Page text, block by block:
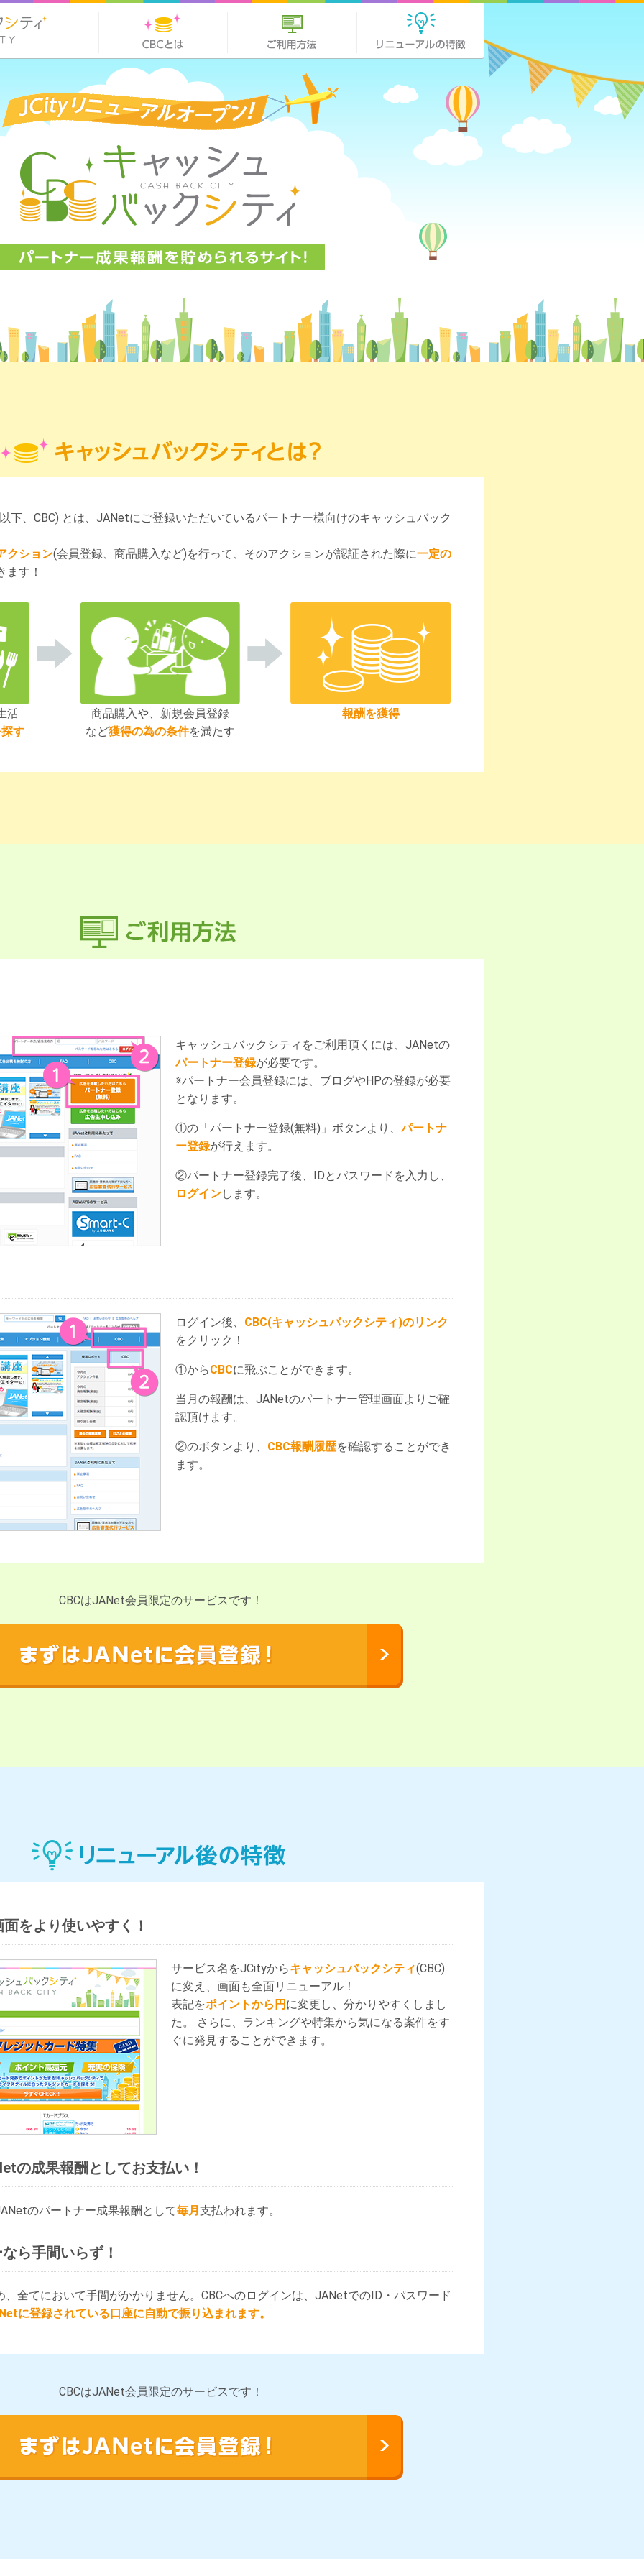
下、CBC) とは、JANetにご登録いただいているパートナー様向けのキャッシュバック
クション(会員登録、商品購入など)を行って、そのアクションが認証された際に一定の
ます！
活
す
商品購入や、新規会員登録
など獲得の為の条件を満たす
報酬を獲得
キャッシュバックシティをご利用頂くには、JANetの
パートナー登録が必要です。
※パートナー会員登録には、ブログやHPの登録が必要
となります。
①の「パートナー登録(無料)」ボタンより、パートナ
ー登録が行えます。
②パートナー登録完了後、IDとパスワードを入力し、
ログインします。
ログイン後、 CBC(キャッシュバックシティ)のリンク
をクリック！
①からCBCに飛ぶことができます。
当月の報酬は、JANetのパートナー管理画面よりご確
認頂けます。
②のボタンより、 CBC報酬履歴を確認することができ
ます。
CBCはJANet会員限定のサービスです！
をより使いやすく！
サービス名をJCityからキャッシュバックシティ(CBC)
に変え、画面も全面リニューアル！
表記をポイントから円 に変更し、分かりやすくしまし
た。 さらに、ランキングや特集から気になる案件をす
ぐに発見することができます。
の成果報酬としてお支払い！
のパートナー成果報酬として毎月 支払われます。
ら手間いらず！
全てにおいて手間がかかりません。CBCへのログインは、JANetでのID・パスワード
に登録されている口座に自動で振り込まれます。
CBCはJANet会員限定のサービスです！